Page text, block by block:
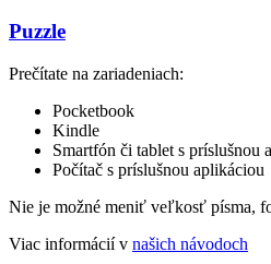
Puzzle
Prečítate na zariadeniach:
Pocketbook
Kindle
Smartfón či tablet s príslušnou
Počítač s príslušnou aplikáciou
Nie je možné meniť veľkosť písma,
Viac informácií v našich návodoch